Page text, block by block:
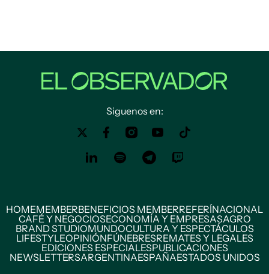
Siguenos en:
HOMEMEMBERBENEFICIOS MEMBERREFERÍNACIONAL
CAFÉ Y NEGOCIOSECONOMÍA Y EMPRESASAGRO
BRAND STUDIOMUNDOCULTURA Y ESPECTÁCULOS
LIFESTYLEOPINIÓNFÚNEBRESREMATES Y LEGALES
EDICIONES ESPECIALESPUBLICACIONES
NEWSLETTERSARGENTINAESPAÑAESTADOS UNIDOS